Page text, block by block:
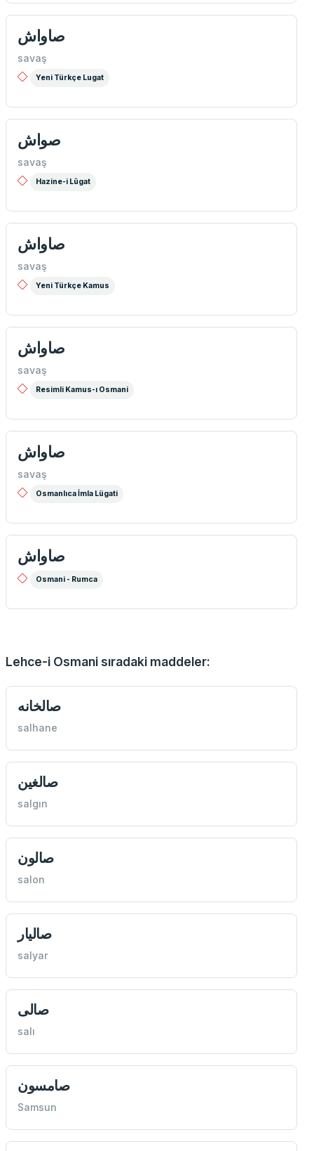
صاواش
savaş
Yeni Türkçe Lugat
صواش
savaş
Hazine-i Lûgat
صاواش
savaş
Yeni Türkçe Kamus
صاواش
savaş
Resimli Kamus-ı Osmani
صاواش
savaş
Osmanlıca İmla Lügati
صاواش
Osmani - Rumca
Lehce-i Osmani sıradaki maddeler:
صالخانه
salhane
صالغين
salgın
صالون
salon
صاليار
salyar
صالی
salı
صامسون
Samsun